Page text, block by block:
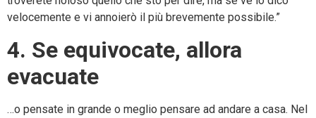
velocemente e vi annoierò il più brevemente possibile.”
4. Se equivocate, allora
evacuate
…o pensate in grande o meglio pensare ad andare a casa. Nel